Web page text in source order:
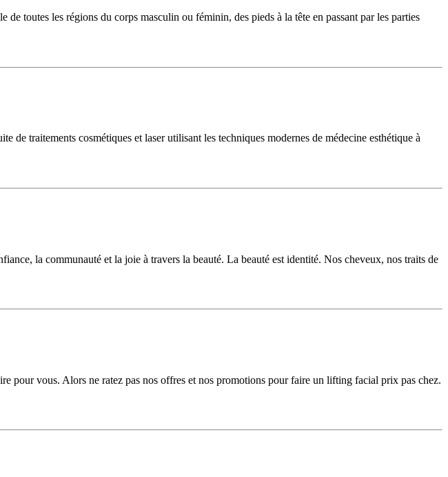
toutes les régions du corps masculin ou féminin, des pieds à la tête en passant par les parties
traitements cosmétiques et laser utilisant les techniques modernes de médecine esthétique à
la communauté et la joie à travers la beauté. La beauté est identité. Nos cheveux, nos traits de
pour vous. Alors ne ratez pas nos offres et nos promotions pour faire un lifting facial prix pas chez.